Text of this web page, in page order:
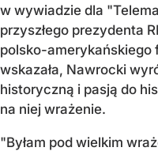
w wywiadzie dla
przyszłego prezydenta
polsko-amerykańskiego
wskazała, Nawrocki
historyczną i pasją do
na niej wrażenie.
"Byłam pod wielkim